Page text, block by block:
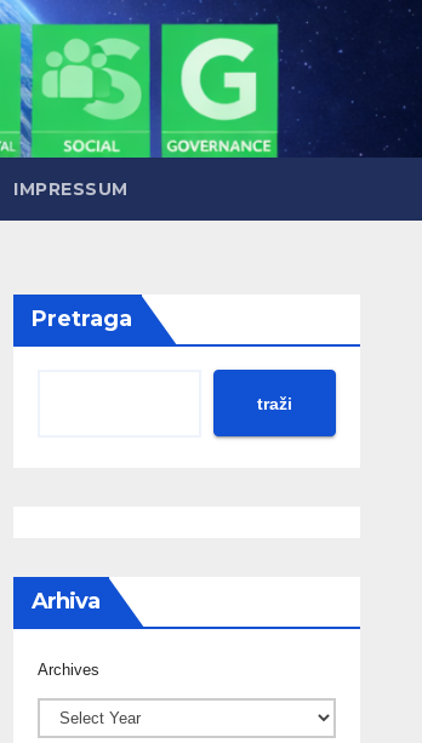
IMPRESSUM
Pretraga
traži
Arhiva
Archives